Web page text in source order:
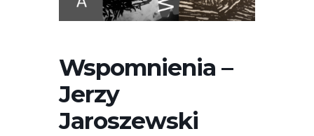
Wspomnienia –
Jerzy
Jaroszewski